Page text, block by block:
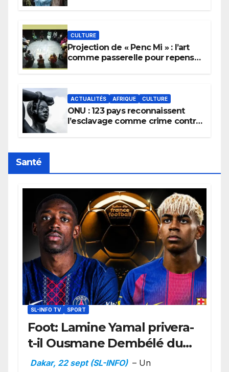
CULTURE
Projection de « Penc Mi » : l’art
comme passerelle pour repenser
ACTUALITÉS AFRIQUE CULTURE
ONU : 123 pays reconnaissent
l’esclavage comme crime contre
Santé
SL-INFO TV SPORT
Foot: Lamine Yamal privera-
t-il Ousmane Dembélé du
Ballon d’or ?
Dakar, 22 sept (SL-INFO) – Un